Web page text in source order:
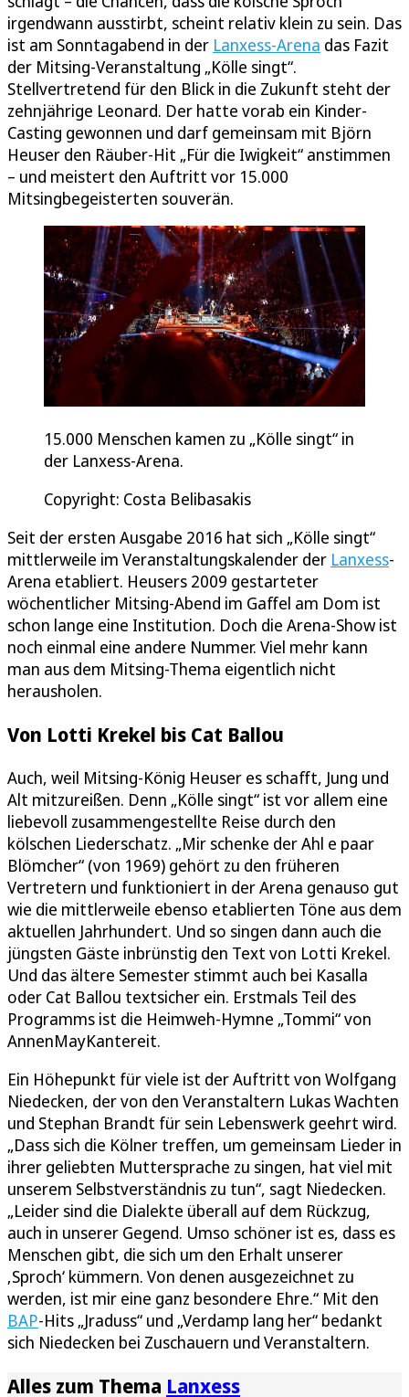
irgendwann ausstirbt, scheint relativ klein zu sein. Das
ist am Sonntagabend in der Lanxess-Arena das Fazit
der Mitsing-Veranstaltung „Kölle singt“.
Stellvertretend für den Blick in die Zukunft steht der
zehnjährige Leonard. Der hatte vorab ein Kinder-
Casting gewonnen und darf gemeinsam mit Björn
Heuser den Räuber-Hit „Für die Iwigkeit“ anstimmen
– und meistert den Auftritt vor 15.000
Mitsingbegeisterten souverän.
15.000 Menschen kamen zu „Kölle singt“ in
der Lanxess-Arena.
Copyright: Costa Belibasakis
Seit der ersten Ausgabe 2016 hat sich „Kölle singt“
mittlerweile im Veranstaltungskalender der Lanxess-
Arena etabliert. Heusers 2009 gestarteter
wöchentlicher Mitsing-Abend im Gaffel am Dom ist
schon lange eine Institution. Doch die Arena-Show ist
noch einmal eine andere Nummer. Viel mehr kann
man aus dem Mitsing-Thema eigentlich nicht
herausholen.
Von Lotti Krekel bis Cat Ballou
Auch, weil Mitsing-König Heuser es schafft, Jung und
Alt mitzureißen. Denn „Kölle singt“ ist vor allem eine
liebevoll zusammengestellte Reise durch den
kölschen Liederschatz. „Mir schenke der Ahl e paar
Blömcher“ (von 1969) gehört zu den früheren
Vertretern und funktioniert in der Arena genauso gut
wie die mittlerweile ebenso etablierten Töne aus dem
aktuellen Jahrhundert. Und so singen dann auch die
jüngsten Gäste inbrünstig den Text von Lotti Krekel.
Und das ältere Semester stimmt auch bei Kasalla
oder Cat Ballou textsicher ein. Erstmals Teil des
Programms ist die Heimweh-Hymne „Tommi“ von
AnnenMayKantereit.
Ein Höhepunkt für viele ist der Auftritt von Wolfgang
Niedecken, der von den Veranstaltern Lukas Wachten
und Stephan Brandt für sein Lebenswerk geehrt wird.
„Dass sich die Kölner treffen, um gemeinsam Lieder in
ihrer geliebten Muttersprache zu singen, hat viel mit
unserem Selbstverständnis zu tun“, sagt Niedecken.
„Leider sind die Dialekte überall auf dem Rückzug,
auch in unserer Gegend. Umso schöner ist es, dass es
Menschen gibt, die sich um den Erhalt unserer
‚Sproch‘ kümmern. Von denen ausgezeichnet zu
werden, ist mir eine ganz besondere Ehre.“ Mit den
BAP-Hits „Jraduss“ und „Verdamp lang her“ bedankt
sich Niedecken bei Zuschauern und Veranstaltern.
Alles zum Thema Lanxess